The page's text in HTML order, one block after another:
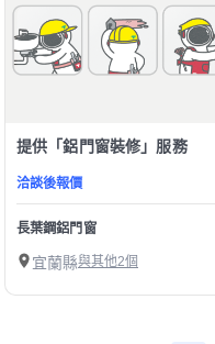
提供「鋁門窗裝修」服務
洽談後報價
長葉鋼鋁門窗
宜蘭縣與其他2個